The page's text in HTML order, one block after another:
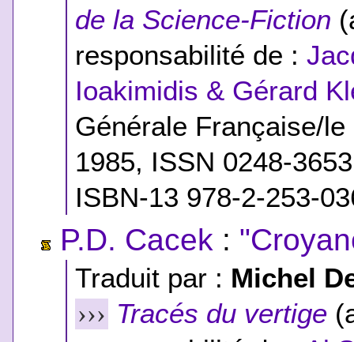
de la Science-Fiction
responsabilité de :
Ioakimidis & Gérard
Générale Française/
1985, ISSN 0248-
ISBN-13 978-2-253-
P.D. Cacek :
Traduit par : Michel
››› Tracés du vertige